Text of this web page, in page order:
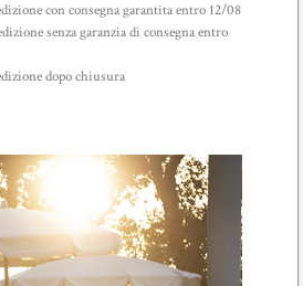
con consegna garantita entro 12/08
senza garanzia di consegna entro
dopo chiusura